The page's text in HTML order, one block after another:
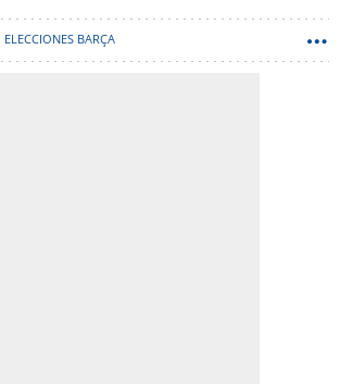
ELECCIONES BARÇA